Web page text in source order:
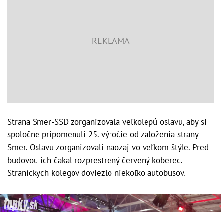
Strana Smer-SSD zorganizovala veľkolepú oslavu, aby si
spoločne pripomenuli 25. výročie od založenia strany
Smer. Oslavu zorganizovali naozaj vo veľkom štýle. Pred
budovou ich čakal rozprestrený červený koberec.
Straníckych kolegov doviezlo niekoľko autobusov.